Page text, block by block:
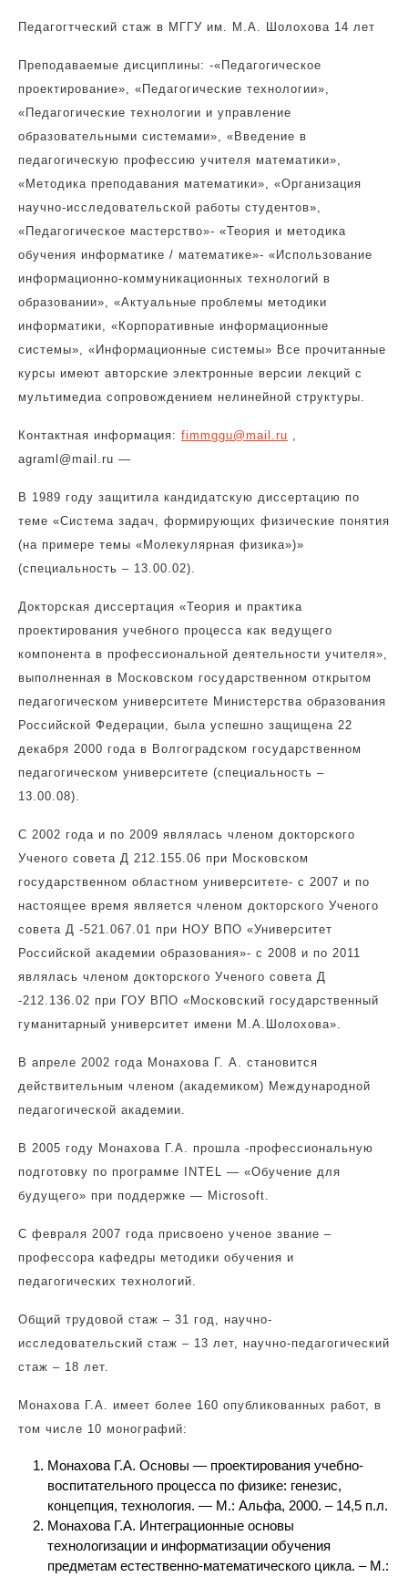
Педагогтческий стаж в МГГУ им. М.А. Шолохова 14 лет
Преподаваемые дисциплины: -«Педагогическое
проектирование», «Педагогические технологии»,
«Педагогические технологии и управление
образовательными системами», «Введение в
педагогическую профессию учителя математики»,
«Методика преподавания математики», «Организация
научно-исследовательской работы студентов»,
«Педагогическое мастерство»- «Теория и методика
обучения информатике / математике»- «Использование
информационно-коммуникационных технологий в
образовании», «Актуальные проблемы методики
информатики, «Корпоративные информационные
системы», «Информационные системы» Все прочитанные
курсы имеют авторские электронные версии лекций с
мультимедиа сопровождением нелинейной структуры.
Контактная информация: fimmggu@mail.ru ,
agraml@mail.ru —
В 1989 году защитила кандидатскую диссертацию по
теме «Система задач, формирующих физические понятия
(на примере темы «Молекулярная физика»)»
(специальность – 13.00.02).
Докторская диссертация «Теория и практика
проектирования учебного процесса как ведущего
компонента в профессиональной деятельности учителя»,
выполненная в Московском государственном открытом
педагогическом университете Министерства образования
Российской Федерации, была успешно защищена 22
декабря 2000 года в Волгоградском государственном
педагогическом университете (специальность –
13.00.08).
С 2002 года и по 2009 являлась членом докторского
Ученого совета Д 212.155.06 при Московском
государственном областном университете- с 2007 и по
настоящее время является членом докторского Ученого
совета Д -521.067.01 при НОУ ВПО «Университет
Российской академии образования»- с 2008 и по 2011
являлась членом докторского Ученого совета Д
-212.136.02 при ГОУ ВПО «Московский государственный
гуманитарный университет имени М.А.Шолохова».
В апреле 2002 года Монахова Г. А. становится
действительным членом (академиком) Международной
педагогической академии.
В 2005 году Монахова Г.А. прошла -профессиональную
подготовку по программе
INTEL — «Обучение для
будущего» при поддержке — Microsoft.
С февраля 2007 года присвоено ученое звание –
профессора кафедры методики обучения и
педагогических технологий.
Общий трудовой стаж – 31 год, научно-
исследовательский стаж – 13 лет, научно-педагогический
стаж – 18 лет.
Монахова Г.А. имеет более 160 опубликованных работ, в
том числе 10 монографий:
Монахова Г.А. Основы — проектирования учебно-
воспитательного процесса по физике: генезис,
концепция, технология. — М.: Альфа, 2000. – 14,5 п.л.
Монахова Г.А. Интеграционные основы
технологизации и информатизации обучения
предметам естественно-математического цикла. – М.: